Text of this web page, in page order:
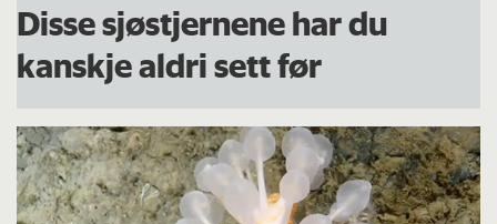
Disse sjøstjernene har du
kanskje aldri sett før